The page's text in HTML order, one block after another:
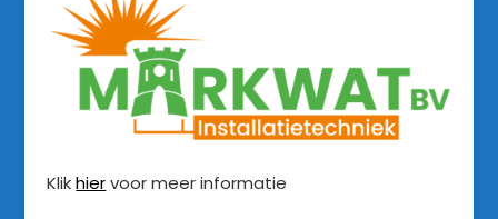
Klikhiervoor meer informatie